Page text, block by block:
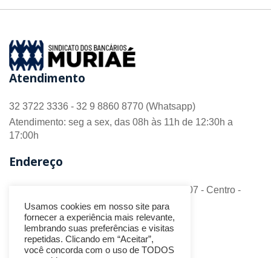
Atendimento
32 3722 3336 - 32 9 8860 8770 (Whatsapp)
Atendimento: seg a sex, das 08h às 11h de 12:30h a
17:00h
Endereço
R. Barão do Monte Alto nº 70 - Sala 306/307 - Centro -
CEP 36.880-018 - Muriaé/MG
Redes Sociais
Usamos cookies em nosso site para
fornecer a experiência mais relevante,
lembrando suas preferências e visitas
repetidas. Clicando em “Aceitar”,
você concorda com o uso de TODOS